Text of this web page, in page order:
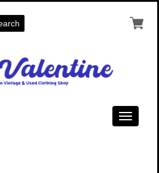
Toggle